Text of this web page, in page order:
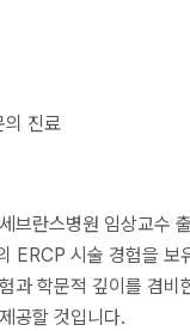
의 진료
브란스병원 임상교수
ERCP 시술 경험을 보
과 학문적 깊이를 겸비
공할 것입니다.